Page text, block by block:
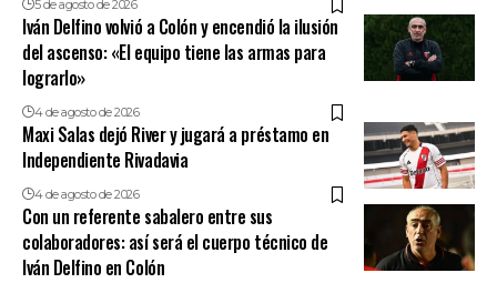
5 de agosto de 2026
Iván Delfino volvió a Colón y encendió la ilusión
del ascenso: «El equipo tiene las armas para
lograrlo»
4 de agosto de 2026
Maxi Salas dejó River y jugará a préstamo en
Independiente Rivadavia
4 de agosto de 2026
Con un referente sabalero entre sus
colaboradores: así será el cuerpo técnico de
Iván Delfino en Colón